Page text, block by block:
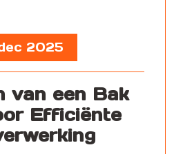
2025
van een Bak
Efficiënte